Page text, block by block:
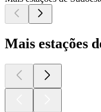
Mais estações